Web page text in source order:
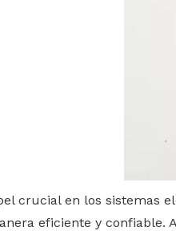
crucial en los sistemas
eficiente y confiable.